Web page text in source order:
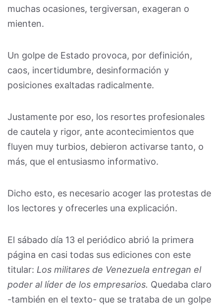
muchas ocasiones, tergiversan, exageran o
mienten.
Un golpe de Estado provoca, por definición,
caos, incertidumbre, desinformación y
posiciones exaltadas radicalmente.
Justamente por eso, los resortes profesionales
de cautela y rigor, ante acontecimientos que
fluyen muy turbios, debieron activarse tanto, o
más, que el entusiasmo informativo.
Dicho esto, es necesario acoger las protestas de
los lectores y ofrecerles una explicación.
El sábado día 13 el periódico abrió la primera
página en casi todas sus ediciones con este
titular: Los militares de Venezuela entregan el
poder al líder de los empresarios. Quedaba claro
-también en el texto- que se trataba de un golpe